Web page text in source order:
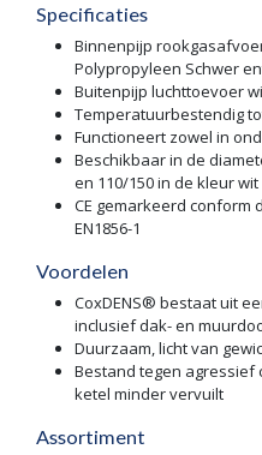
Specificaties
Binnenpijp
Polypropyleen Schwer
Buitenpijp luchttoevoer
Temperatuurbestendig
Functioneert zowel in
Beschikbaar in de
en 110/150 in de kleur wit
CE gemarkeerd conform
EN1856-1
Voordelen
CoxDENS® bestaat uit
inclusief dak- en
Duurzaam, licht van
Bestand tegen
ketel minder vervuilt
Assortiment